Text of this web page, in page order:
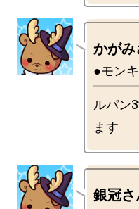
かがみ
●モン
ルパン
銀冠さ